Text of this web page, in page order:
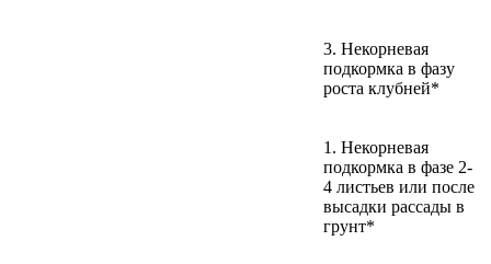
3. Некорневая
подкормка в фазу
роста клубней*
1. Некорневая
подкормка в фазе 2-
4 листьев или после
высадки рассады в
грунт*